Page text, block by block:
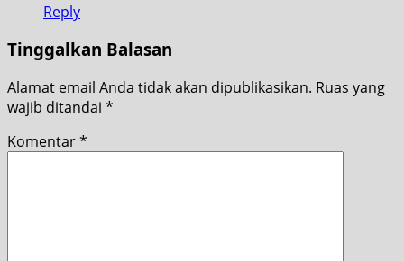
Reply
Tinggalkan Balasan
Alamat email Anda tidak akan dipublikasikan. Ruas yang
wajib ditandai *
Komentar*